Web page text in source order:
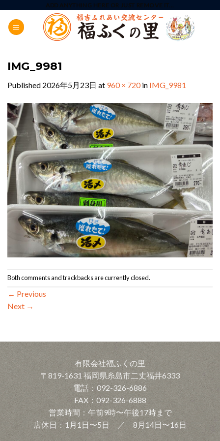
content
ADD ANYTHING HERE OR JUST REMOVE IT...
IMG_9981
Published 2026年5月23日 at 960 × 720in IMG_9981
Both comments and trackbacks are currently closed.
← Previous
Next →
有限会社福ふくの里
〒819-1631 福岡県糸島市二丈福井6333
電話：092-326-6886
FAX：092-326-6888
営業時間：午前9時〜午後17時まで
店休日：1月1日〜5日 ／ 8月14日〜16日